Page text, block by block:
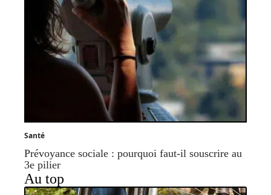
Santé
Prévoyance sociale : pourquoi faut-il souscrire au
3e pilier
Au top